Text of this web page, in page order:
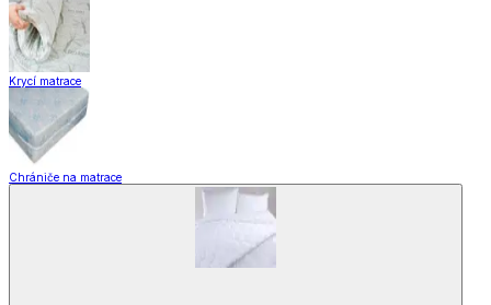
Krycí matrace
Chrániče na matrace